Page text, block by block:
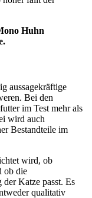
Huhn
aussagekräftige
Bei den
im Test mehr als
wird auch
Bestandteile im
wird, ob
ob die
Katze passt. Es
qualitativ